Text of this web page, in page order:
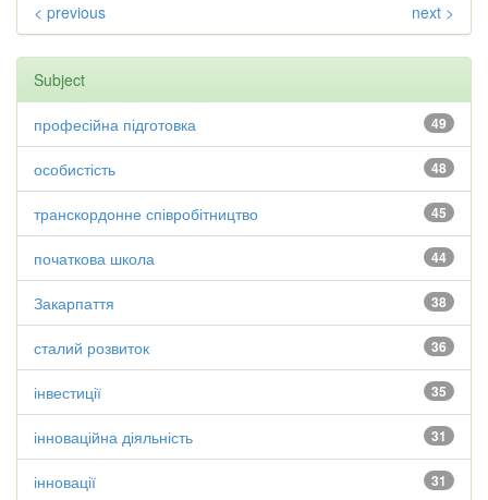
< previous next >
Subject
49
професійна підготовка
48
особистість
45
транскордонне співробітництво
44
початкова школа
38
Закарпаття
36
сталий розвиток
35
інвестиції
31
інноваційна діяльність
31
інновації